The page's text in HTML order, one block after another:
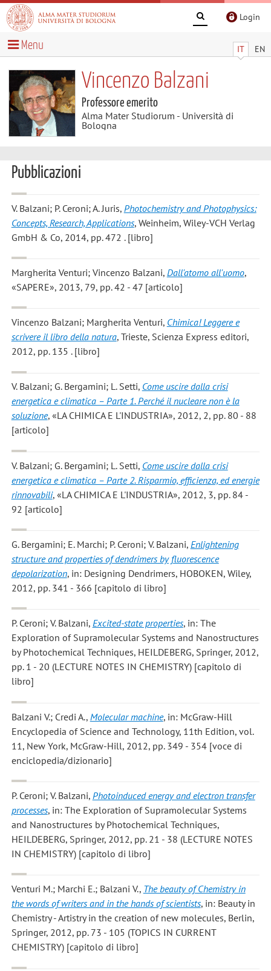
Login
IT EN
Menu
Vincenzo Balzani
Professore emerito
Alma Mater Studiorum - Università di
Bologna
Pubblicazioni
V. Balzani; P. Ceroni; A. Juris, Photochemistry and Photophysics:
Concepts, Research, Applications, Weinheim, Wiley-VCH Verlag
GmbH & Co, 2014, pp. 472 . [libro]
Margherita Venturi; Vincenzo Balzani, Dall'atomo all'uomo,
«SAPERE», 2013, 79, pp. 42 - 47 [articolo]
Vincenzo Balzani; Margherita Venturi, Chimica! Leggere e
scrivere il libro della natura, Trieste, Scienza Express editori,
2012, pp. 135 . [libro]
V. Balzani; G. Bergamini; L. Setti, Come uscire dalla crisi
energetica e climatica – Parte 1. Perché il nucleare non è la
soluzione, «LA CHIMICA E L'INDUSTRIA», 2012, 2, pp. 80 - 88
[articolo]
V. Balzani; G. Bergamini; L. Setti, Come uscire dalla crisi
energetica e climatica – Parte 2. Risparmio, efficienza, ed energie
rinnovabili, «LA CHIMICA E L'INDUSTRIA», 2012, 3, pp. 84 -
92 [articolo]
G. Bergamini; E. Marchi; P. Ceroni; V. Balzani, Enlightening
structure and properties of dendrimers by fluorescence
depolarization, in: Designing Dendrimers, HOBOKEN, Wiley,
2012, pp. 341 - 366 [capitolo di libro]
P. Ceroni; V. Balzani, Excited-state properties, in: The
Exploration of Supramolecular Systems and Nanostructures
by Photochemical Techniques, HEILDEBERG, Springer, 2012,
pp. 1 - 20 (LECTURE NOTES IN CHEMISTRY) [capitolo di
libro]
Balzani V.; Credi A., Molecular machine, in: McGraw-Hill
Encyclopedia of Science and Technology, 11th Edition, vol.
11, New York, McGraw-Hill, 2012, pp. 349 - 354 [voce di
enciclopedia/dizionario]
P. Ceroni; V. Balzani, Photoinduced energy and electron transfer
processes, in: The Exploration of Supramolecular Systems
and Nanostructures by Photochemical Techniques,
HEILDEBERG, Springer, 2012, pp. 21 - 38 (LECTURE NOTES
IN CHEMISTRY) [capitolo di libro]
Venturi M.; Marchi E.; Balzani V., The beauty of Chemistry in
the words of writers and in the hands of scientists, in: Beauty in
Chemistry - Artistry in the creation of new molecules, Berlin,
Springer, 2012, pp. 73 - 105 (TOPICS IN CURRENT
CHEMISTRY) [capitolo di libro]